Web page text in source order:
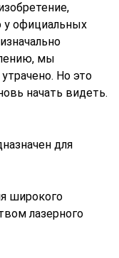
у официальных
мы
Но это
начать видеть.
для
широкого
лазерного